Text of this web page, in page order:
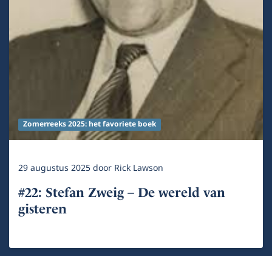
Zomerreeks 2025: het favoriete boek
29 augustus 2025door Rick Lawson
#22: Stefan Zweig – De wereld van
gisteren